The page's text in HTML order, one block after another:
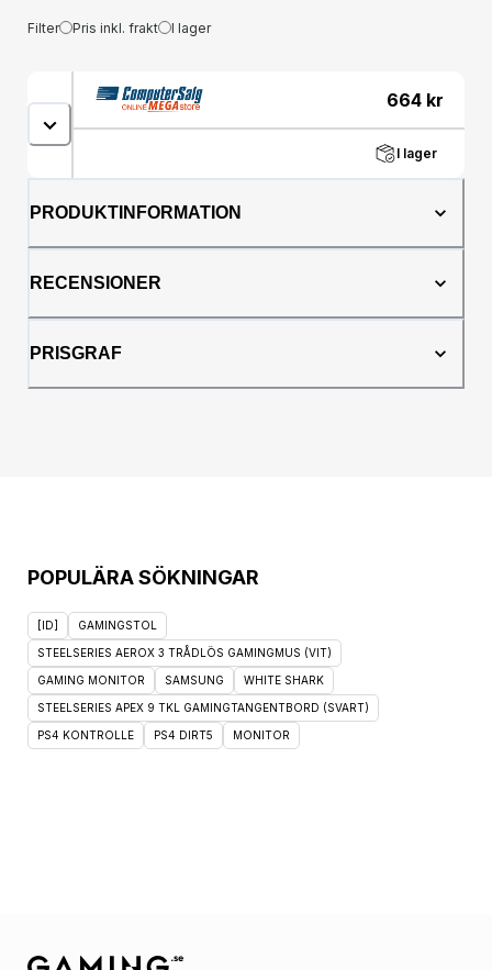
Filter Pris inkl. frakt I lager
664 kr
I lager
PRODUKTINFORMATION
RECENSIONER
PRISGRAF
POPULÄRA SÖKNINGAR
[ID] GAMINGSTOL
STEELSERIES AEROX 3 TRÅDLÖS GAMINGMUS (VIT)
GAMING MONITOR SAMSUNG WHITE SHARK
STEELSERIES APEX 9 TKL GAMINGTANGENTBORD (SVART)
PS4 KONTROLLE PS4 DIRT5 MONITOR